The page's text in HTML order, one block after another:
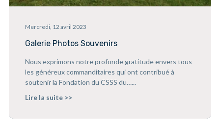
Mercredi, 12 avril 2023
Galerie Photos Souvenirs
Nous exprimons notre profonde gratitude envers tous
les généreux commanditaires qui ont contribué à
soutenir la Fondation du CSSS du…...
Lire la suite >>